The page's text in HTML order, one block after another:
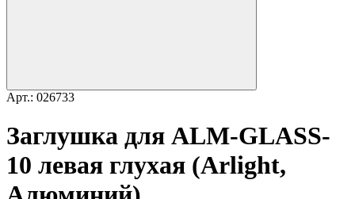
Арт.: 026733
Заглушка для ALM-GLASS-
10 левая глухая (Arlight,